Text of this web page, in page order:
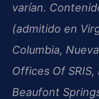
varían.
(admitido en
Columbia,
Offices Of
Beaufont